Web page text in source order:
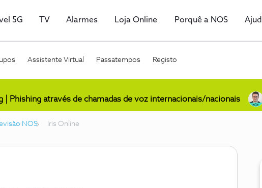
5G TV Alarmes Loja Online Porquê a NOS
Assistente Virtual Passatempos Registo
| Phishing através de chamadas de voz internacionais/nacionais
NOS Iris Online